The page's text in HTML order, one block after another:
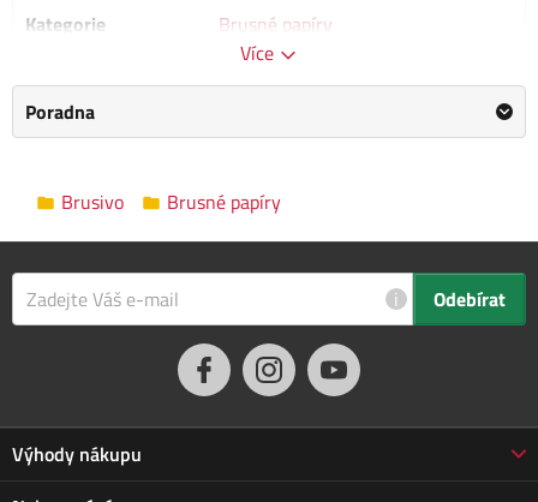
Kategorie
Brusné papíry
Zrnitost
Více
Poradna
Brusivo Brusné papíry
i Odebírat
Výhody nákupu